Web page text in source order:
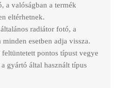
a valóságban a termék
eltérhetnek.
radiátor fotó, a
esetben adja vissza.
pontos típust vegye
gyártó által használt típus